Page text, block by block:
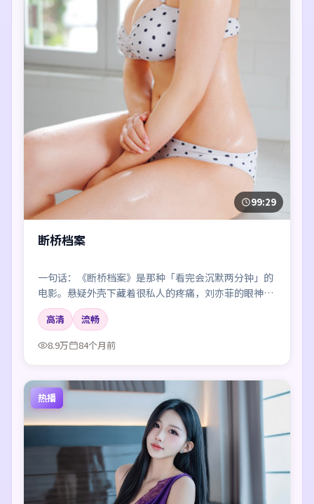
99:29
断桥档案
一句话：《断桥档案》是那种「看完会沉默两分钟」的
电影。悬疑外壳下藏着很私人的疼痛，刘亦菲的眼神戏
尤其要命。
高清
流畅
8.9万
84个月前
热播